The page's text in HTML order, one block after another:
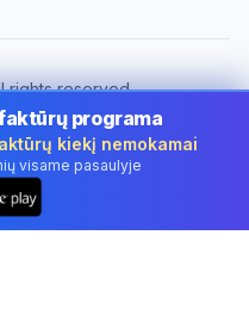
rights reserved.
programa
kiekį nemokamai
visame pasaulyje